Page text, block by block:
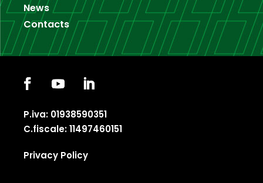
News
Contacts
P.iva: 01938590351
C.fiscale: 11497460151
Privacy Policy